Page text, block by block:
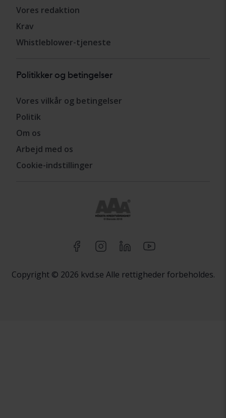
Vores redaktion
Krav
Whistleblower-tjeneste
Politikker og betingelser
Vores vilkår og betingelser
Politik
Om os
Arbejd med os
Cookie-indstillinger
Copyright © 2026 kvd.se Alle rettigheder forbeholdes.